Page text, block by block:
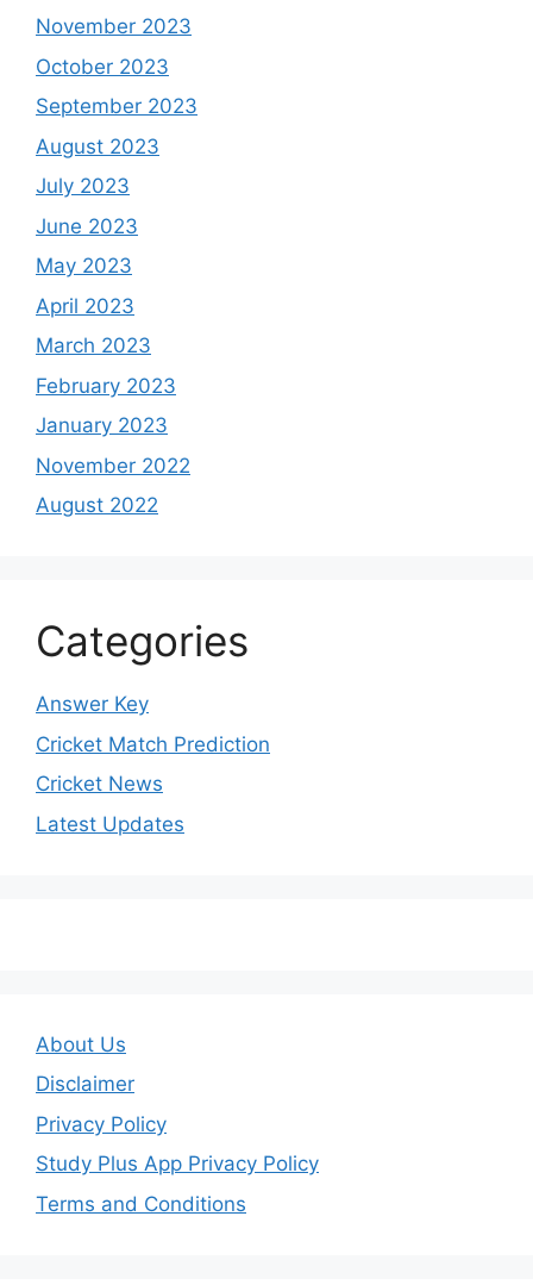
November 2023
October 2023
September 2023
August 2023
July 2023
June 2023
May 2023
April 2023
March 2023
February 2023
January 2023
November 2022
August 2022
Categories
Answer Key
Cricket Match Prediction
Cricket News
Latest Updates
About Us
Disclaimer
Privacy Policy
Study Plus App Privacy Policy
Terms and Conditions